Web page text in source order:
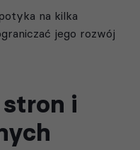
na kilka
jego rozwój
i